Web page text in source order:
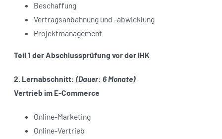
Beschaffung
Vertragsanbahnung und -abwicklung
Projektmanagement
Teil 1 der Abschlussprüfung vor der IHK
2. Lernabschnitt: (Dauer: 6 Monate)
Vertrieb im E-Commerce
Online-Marketing
Online-Vertrieb